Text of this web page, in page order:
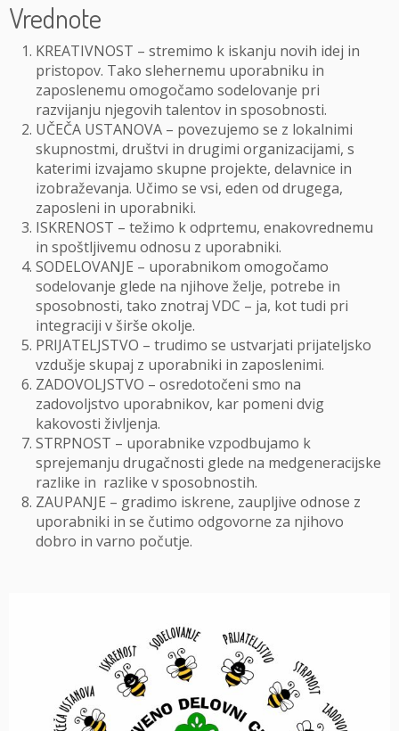
Vrednote
KREATIVNOST – stremimo k iskanju novih idej in
pristopov. Tako slehernemu uporabniku in
zaposlenemu omogočamo sodelovanje pri
razvijanju njegovih talentov in sposobnosti.
UČEČA USTANOVA – povezujemo se z lokalnimi
skupnostmi, društvi in drugimi organizacijami, s
katerimi izvajamo skupne projekte, delavnice in
izobraževanja. Učimo se vsi, eden od drugega,
zaposleni in uporabniki.
ISKRENOST – težimo k odprtemu, enakovrednemu
in spoštljivemu odnosu z uporabniki.
SODELOVANJE – uporabnikom omogočamo
sodelovanje glede na njihove želje, potrebe in
sposobnosti, tako znotraj VDC – ja, kot tudi pri
integraciji v širše okolje.
PRIJATELJSTVO – trudimo se ustvarjati prijateljsko
vzdušje skupaj z uporabniki in zaposlenimi.
ZADOVOLJSTVO – osredotočeni smo na
zadovoljstvo uporabnikov, kar pomeni dvig
kakovosti življenja.
STRPNOST – uporabnike vzpodbujamo k
sprejemanju drugačnosti glede na medgeneracijske
razlike in razlike v sposobnostih.
ZAUPANJE – gradimo iskrene, zaupljive odnose z
uporabniki in se čutimo odgovorne za njihovo
dobro in varno počutje.